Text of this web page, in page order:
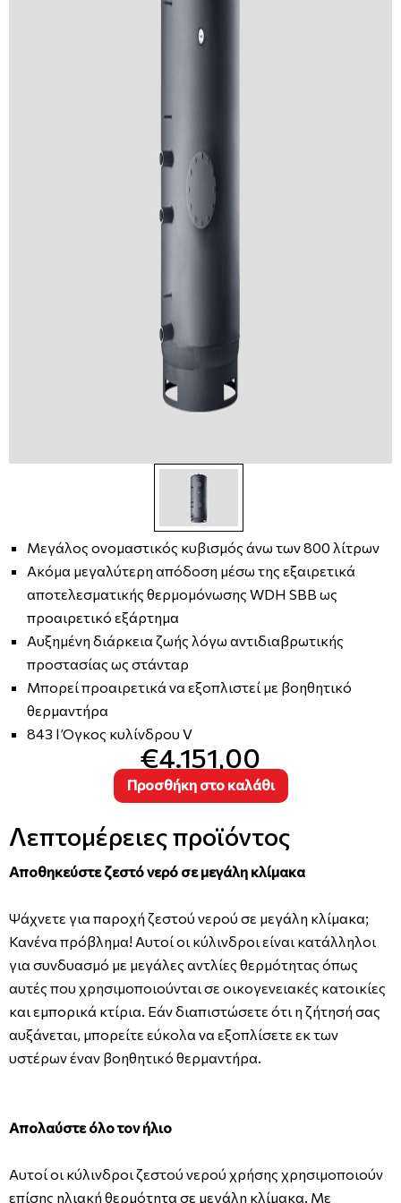
Μεγάλος ονομαστικός κυβισμός άνω των 800 λίτρων
Ακόμα μεγαλύτερη απόδοση μέσω της εξαιρετικά
αποτελεσματικής θερμομόνωσης WDH SBB ως
προαιρετικό εξάρτημα
Αυξημένη διάρκεια ζωής λόγω αντιδιαβρωτικής
προστασίας ως στάνταρ
Μπορεί προαιρετικά να εξοπλιστεί με βοηθητικό
θερμαντήρα
843 l Όγκος κυλίνδρου V
€4.151,00
Προσθήκη στο καλάθι
Λεπτομέρειες προϊόντος
Αποθηκεύστε ζεστό νερό σε μεγάλη κλίμακα
Ψάχνετε για παροχή ζεστού νερού σε μεγάλη κλίμακα;
Κανένα πρόβλημα! Αυτοί οι κύλινδροι είναι κατάλληλοι
για συνδυασμό με μεγάλες αντλίες θερμότητας όπως
αυτές που χρησιμοποιούνται σε οικογενειακές κατοικίες
και εμπορικά κτίρια. Εάν διαπιστώσετε ότι η ζήτησή σας
αυξάνεται, μπορείτε εύκολα να εξοπλίσετε εκ των
υστέρων έναν βοηθητικό θερμαντήρα.
Απολαύστε όλο τον ήλιο
Αυτοί οι κύλινδροι ζεστού νερού χρήσης χρησιμοποιούν
επίσης ηλιακή θερμότητα σε μεγάλη κλίμακα. Με